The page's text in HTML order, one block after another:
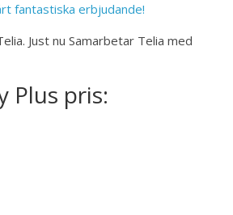
fantastiska erbjudande!
Just nu Samarbetar Telia med
Plus pris: